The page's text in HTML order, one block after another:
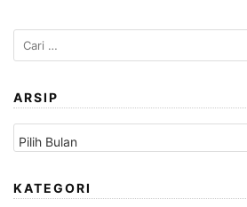
Cari
untuk:
ARSIP
Arsip
KATEGORI